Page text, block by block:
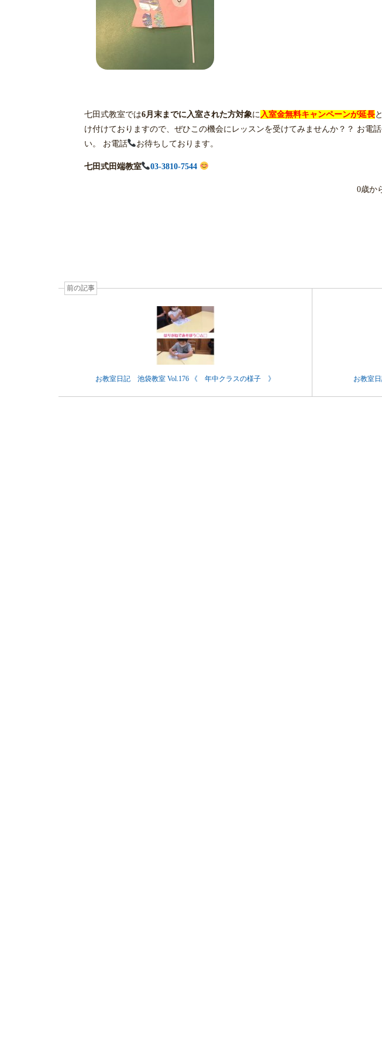
七田式教室では6月末までに入室された方対象に入室金無料キャンペーンが延長
け付けておりますので、ぜひこの機会にレッスンを受けてみませんか？？ お電
い。 お電話
お待ちしております。
七田式田端教室 03-3810-7544
0歳か
前の記事
お教室日記 池袋教室 Vol.176 《 年中クラスの様子 》 お教室